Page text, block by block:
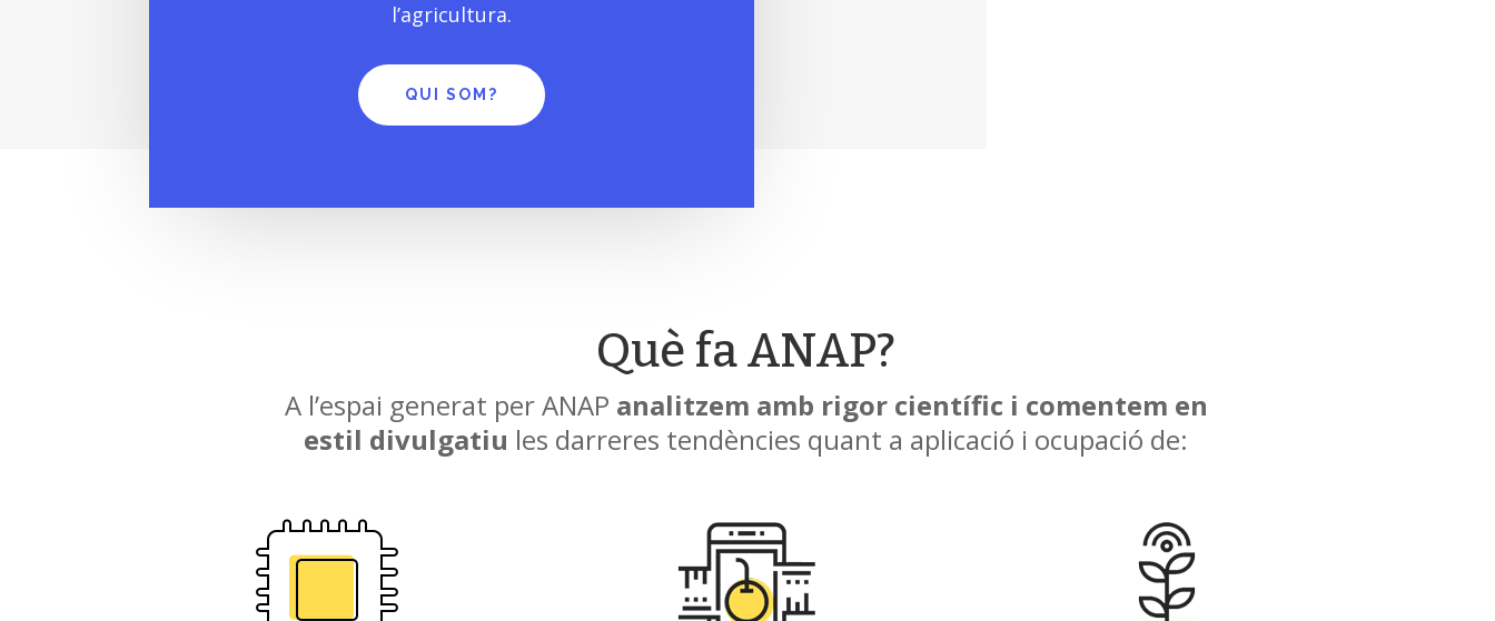
l’agricultura.
QUI SOM?
Què fa ANAP?
A l’espai generat per ANAP analitzem amb rigor científic i comentem en
estil divulgatiu les darreres tendències quant a aplicació i ocupació de: